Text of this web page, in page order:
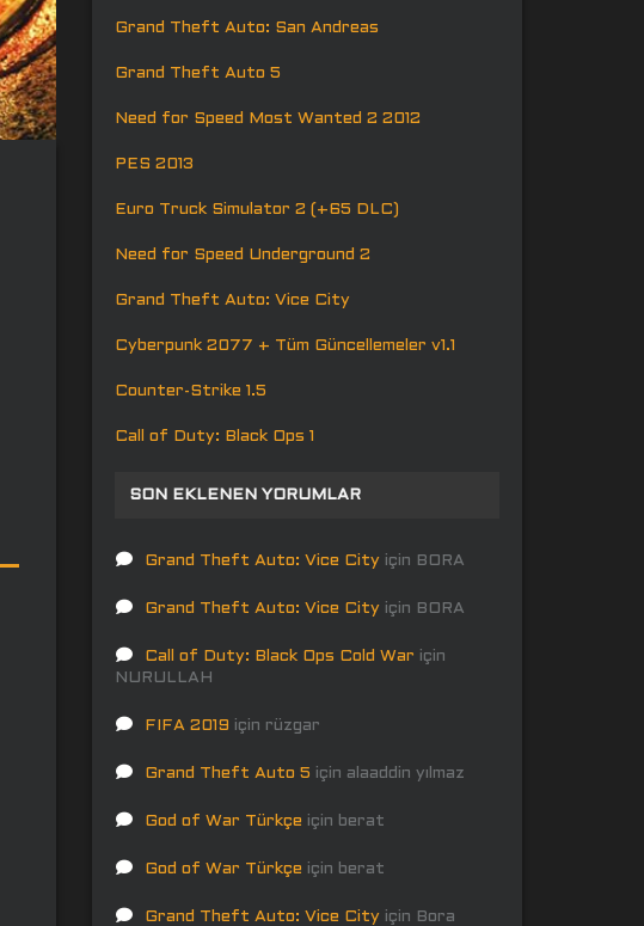
Grand Theft Auto: San Andreas
Grand Theft Auto 5
Need for Speed Most Wanted 2 2012
PES 2013
Euro Truck Simulator 2 (+65 DLC)
Need for Speed Underground 2
Grand Theft Auto: Vice City
Cyberpunk 2077 + Tüm Güncellemeler v1.1
Counter-Strike 1.5
Call of Duty: Black Ops 1
SON EKLENEN YORUMLAR
Grand Theft Auto: Vice City için BORA
Grand Theft Auto: Vice City için BORA
Call of Duty: Black Ops Cold War için
NURULLAH
FIFA 2019 için rüzgar
Grand Theft Auto 5 için alaaddin yılmaz
God of War Türkçe için berat
God of War Türkçe için berat
Grand Theft Auto: Vice City için Bora